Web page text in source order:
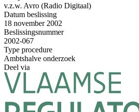
v.z.w. Avro (Radio Digitaal)
Datum beslissing
18 november 2002
Beslissingsnummer
2002-067
Type procedure
Ambtshalve onderzoek
Deel via